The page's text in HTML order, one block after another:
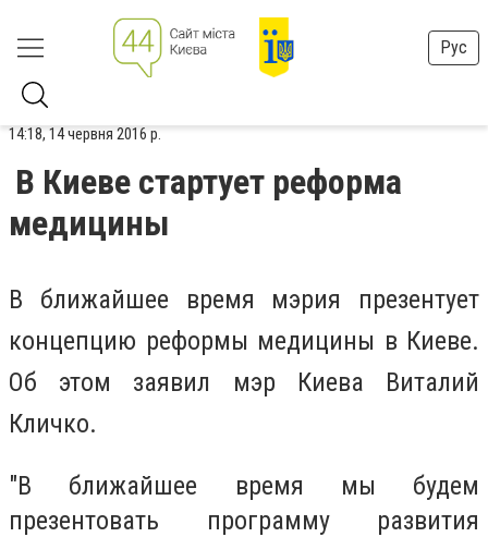
Рус
14:18, 14 червня 2016 р.
В Киеве стартует реформа
медицины
В ближайшее время мэрия презентует
концепцию реформы медицины в Киеве.
Об этом заявил мэр Киева Виталий
Кличко.
"В ближайшее время мы будем
презентовать программу развития